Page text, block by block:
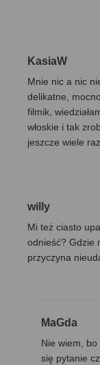
KasiaW
Mnie nic a nic
delikatne,
filmik,
włoskie i tak
jeszcze wiele
willy
Mi też ciasto
odnieść? Gdzie
przyczyna
MaGda
Nie wiem, bo
się pytanie